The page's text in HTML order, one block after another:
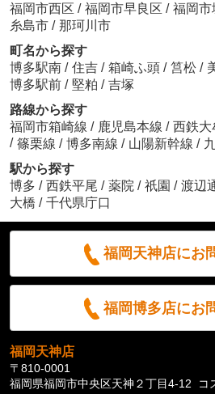
福岡市西区 / 福岡市早良区 / 福岡市
糸島市 / 那珂川市
町名から探す
博多駅南 / 住吉 / 箱崎ふ頭 / 筥松 /
博多駅前 / 堅粕 / 吉塚
路線から探す
福岡市箱崎線 / 鹿児島本線 / 西鉄大
/ 篠栗線 / 博多南線 / 山陽新幹線 /
駅から探す
博多 / 西鉄平尾 / 薬院 / 祇園 / 渡辺
大橋 / 千代県庁口
福岡天神店にお
福岡博多店にお
福岡天神店
〒810-0001
福岡県福岡市中央区天神２丁目4-12 コ